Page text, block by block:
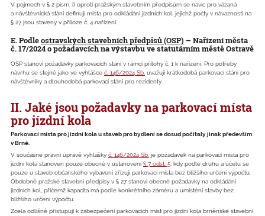
V pojmech v § 2 písm. i) oproti pražským stavebním předpisům se navíc pro vázaná
a návštěvnická stání definují místa pro odkládání jízdních kol, jejichž počty v návaznosti na
§ 27 jsou staveny v příloze č. 4 nařízení.
E. Podleostravských stavebních předpisů (OSP) – Nařízení města
č. 17/2024 o požadavcích na výstavbu ve statutárním městě Ostravě
OSP stanoví požadavky parkovacích stání v rámci přílohy č. 1 k nařízení. Pro potřeby
návrhu se stejně jako ve vyhlášce č. 146/2024 Sb. uvažují krátkodobá parkovací stání pro
návštěvníky a dlouhodobá parkovací stání pro rezidenty.
II. Jaké jsou požadavky na parkovací místa
pro jízdní kola
Parkovací místa pro jízdní kola u staveb pro bydlení se dosud počítaly jinak především
v Brně.
V současné právní úpravě vyhlášky č. 146/2024 Sb. je požadavek na parkovací místa pro
jízdní kola stanoven pouze obecně v ustanovení § 7 odst. 5 , kdy podle druhu a účelu se
pouze u staveb občanského vybavení zřizují parkovací místa bez bližšího určení výpočtu.
Obdobně pražské stavební předpisy v § 27 stanoví obecně požadavky na odkládání
jízdních kol, přičemž kapacita má podle konkrétního záměru a umístění stavby bez
bližšího určení výpočtu.
Zcela odlišně přistupují k zabezpečení parkovacích míst pro jízdní kola brněnské stavební